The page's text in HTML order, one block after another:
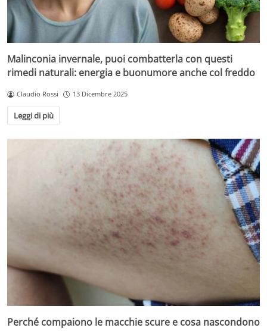
Malinconia invernale, puoi combatterla con questi
rimedi naturali: energia e buonumore anche col freddo
Claudio Rossi 13 Dicembre 2025
Leggi di più
Perché compaiono le macchie scure e cosa nascondono